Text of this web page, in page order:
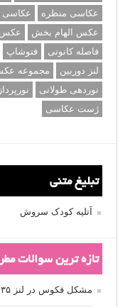
عکاسی منظره
عکاسی
عکس الهام بخش
عکس
فاصله کانونی
فتوشاپ
لنز دوربین
مجموعه
نوردهی طولانی
ژست عکاسی
تبلیغ متنی
آتلیه کودک سروش
تازه ترین سوالات
مشکل فکوس در لنز ۳۵ نیکون